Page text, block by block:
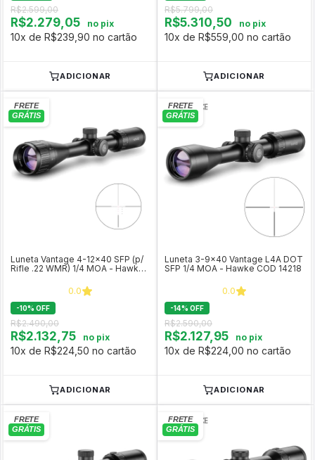
R$2.599,00
R$2.279,05 no pix
10x de R$239,90 no cartão
ADICIONAR
R$5.799,00
R$5.310,50 no pix
10x de R$559,00 no cartão
ADICIONAR
Luneta Vantage 4-12x40 SFP (p/
Rifle .22 WMR) 1/4 MOA - Hawke
0.0
-10% OFF
R$2.490,00
R$2.132,75 no pix
10x de R$224,50 no cartão
ADICIONAR
Luneta 3-9x40 Vantage L4A DOT
SFP 1/4 MOA - Hawke COD 14218
0.0
-14% OFF
R$2.590,00
R$2.127,95 no pix
10x de R$224,00 no cartão
ADICIONAR